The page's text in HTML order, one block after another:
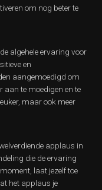
om nog beter te
algehele ervaring voor
en
aangemoedigd om
aan te moedigen en te
maar ook meer
applaus in
die de ervaring
laat jezelf toe
het applaus je